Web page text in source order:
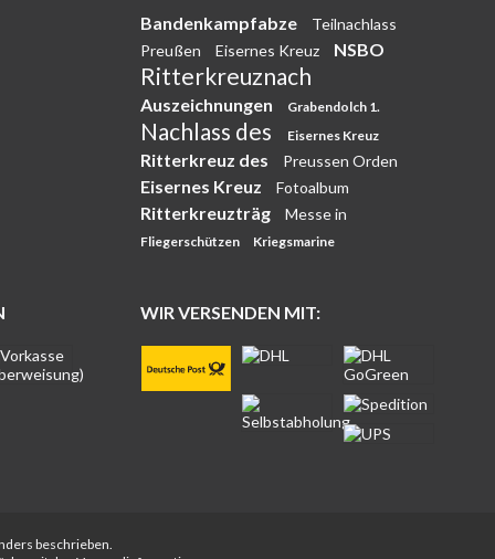
Bandenkampfabze
Teilnachlass
Preußen
Eisernes Kreuz NSBO
Ritterkreuznach
Auszeichnungen Grabendolch 1.
Nachlass des Eisernes Kreuz
Ritterkreuz des Preussen Orden
Eisernes Kreuz Fotoalbum
Ritterkreuzträg Messe in
Fliegerschützen Kriegsmarine
WIR VERSENDEN MIT:
beschrieben.